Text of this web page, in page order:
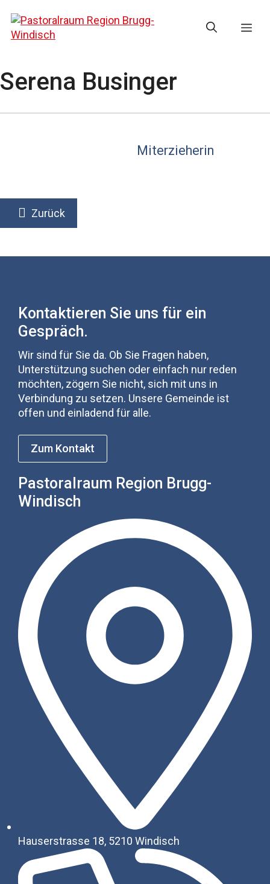
zum
Inhalt
Serena Businger
Miterzieherin
Zurück
Kontaktieren Sie uns für ein
Gespräch.
Wir sind für Sie da. Ob Sie Fragen haben,
Unterstützung suchen oder einfach nur reden
möchten, zögern Sie nicht, sich mit uns in
Verbindung zu setzen. Unsere Gemeinde ist
offen und einladend für alle.
Zum Kontakt
Pastoralraum Region Brugg-
Windisch
Hauserstrasse 18, 5210 Windisch